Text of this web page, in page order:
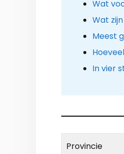
Wat
Wat
Meest
In vier
Provincie